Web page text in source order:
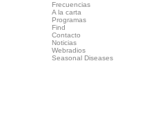
Frecuencias
A la carta
Programas
Find
Contacto
Noticias
Webradios
Seasonal Diseases